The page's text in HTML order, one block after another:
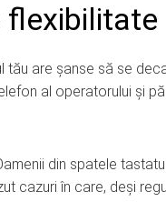
flexibilitate
tău are șanse să se
al operatorului și
din spatele
cazuri în care, deși